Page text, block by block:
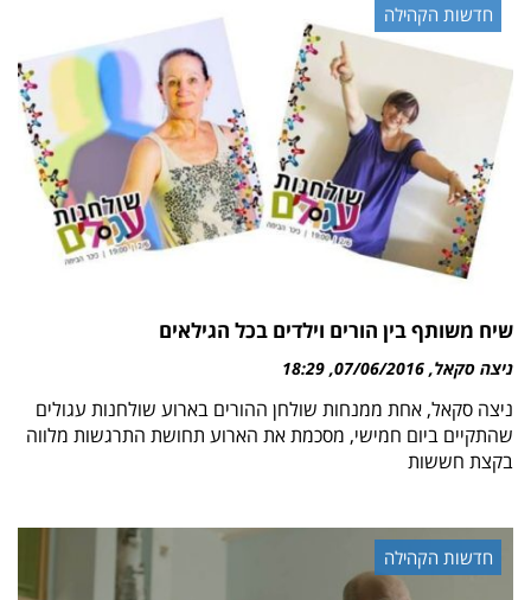
חדשות הקהילה
שיח משותף בין הורים וילדים בכל הגילאים
ניצה סקאל 07/06/2016
18:29
ניצה סקאל, אחת ממנחות שולחן ההורים בארוע שולחנות עגולים
שהתקיים ביום חמישי, מסכמת את הארוע תחושת התרגשות מלווה
בקצת חששות
חדשות הקהילה